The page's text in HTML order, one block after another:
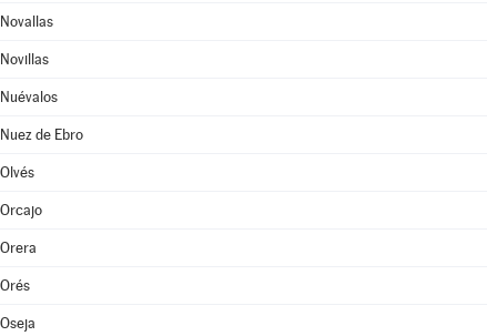
Novallas
Novillas
Nuévalos
Nuez de Ebro
Olvés
Orcajo
Orera
Orés
Oseja